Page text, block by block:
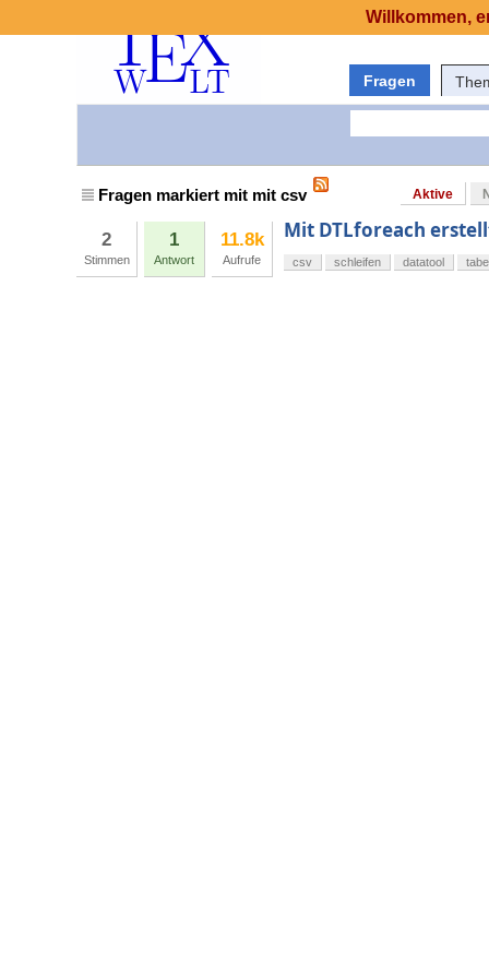
Fragen
Fragen markiert mit mit csv Aktive
2
Stimmen
1
Antwort
11.8k
Aufrufe
Mit DTLforeach
csv schleifen datatool
Willkommen,